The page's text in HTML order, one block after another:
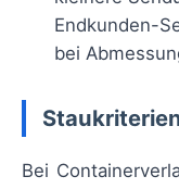
Endkunden-
bei
Bei